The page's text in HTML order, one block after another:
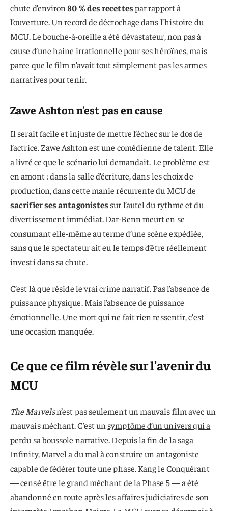
chute d’environ80 % des recettespar rapport à
l’ouverture. Un record de décrochage dans l’histoire du
MCU. Le bouche-à-oreille a été dévastateur, non pas à
cause d’une haine irrationnelle pour ses héroïnes, mais
parce que le film n’avait tout simplement pas les armes
narratives pour tenir.
Zawe Ashton n’est pas en cause
Il serait facile et injuste de mettre l’échec sur le dos de
l’actrice. Zawe Ashton est une comédienne de talent. Elle
a livré ce que le scénario lui demandait. Le problème est
en amont : dans la salle d’écriture, dans les choix de
production, dans cette manie récurrente du MCU de
sacrifier ses antagonistes sur l’autel du rythme et du
divertissement immédiat. Dar-Benn meurt en se
consumant elle-même au terme d’une scène expédiée,
sans que le spectateur ait eu le temps d’être réellement
investi dans sa chute.
C’est là que réside le vrai crime narratif. Pas l’absence de
puissance physique. Mais l’absence de puissance
émotionnelle. Une mort qui ne fait rien ressentir, c’est
une occasion manquée.
Ce que ce film révèle sur l’avenir du
MCU
The Marvelsn’est pas seulement un mauvais film avec un
mauvais méchant. C’est unsymptôme d’un univers qui a
perdu sa boussole narrative. Depuis la fin de la saga
Infinity, Marvel a du mal à construire un antagoniste
capable de fédérer toute une phase. Kang le Conquérant
— censé être le grand méchant de la Phase 5 — a été
abandonné en route après les affaires judiciaires de son